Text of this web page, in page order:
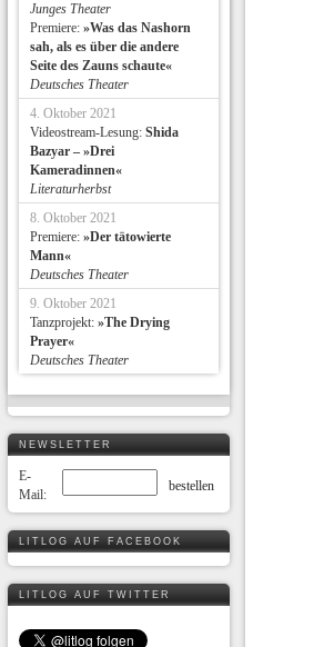
Junges Theater
Premiere: »Was das Nashorn
sah, als es über die andere
Seite des Zauns schaute«
Deutsches Theater
4. Oktober 2021
Videostream-Lesung: Shida
Bazyar – »Drei
Kameradinnen«
Literaturherbst
8. Oktober 2021
Premiere: »Der tätowierte
Mann«
Deutsches Theater
9. Oktober 2021
Tanzprojekt: »The Drying
Prayer«
Deutsches Theater
NEWSLETTER
E-
Mail:
LITLOG AUF FACEBOOK
LITLOG AUF TWITTER